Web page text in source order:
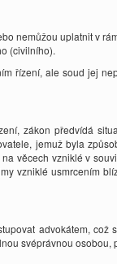
nemůžou uplatnit v
(civilního).
řízení, ale soud jej
zákon předvídá
jemuž byla
věcech vzniklé v
vzniklé usmrcením
advokátem, což
svéprávnou osobou,